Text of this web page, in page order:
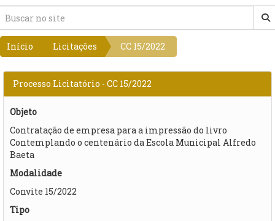
Início Licitações CC 15/2022
Processo Licitatório - CC 15/2022
Objeto
Contratação de empresa para a impressão do livro
Contemplando o centenário da Escola Municipal Alfredo
Baeta
Modalidade
Convite 15/2022
Tipo